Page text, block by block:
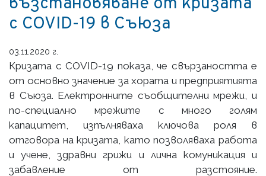
с COVID-19 в Съюза
03.11.2020 г.
Кризата с COVID-19 показа, че свързаността е
от основно значение за хората и предприятията
в Съюза. Електронните съобщителни мрежи, и
по-специално мрежите с много голям
капацитет, изпълняваха ключова роля в
отговора на кризата, като позволяваха работа
и учене, здравни грижи и лична комуникация и
забавление от разстояние.